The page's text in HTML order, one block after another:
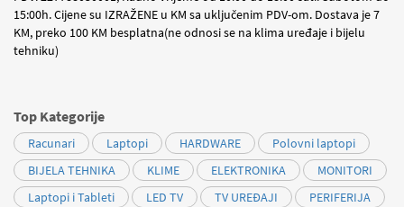
15:00h. Cijene su IZRAŽENE u KM sa uključenim PDV-om. Dostava je 7
KM, preko 100 KM besplatna(ne odnosi se na klima uređaje i bijelu
tehniku)
Top Kategorije
Racunari Laptopi HARDWARE
Polovni laptopi
BIJELA TEHNIKA
KLIME ELEKTRONIKA
MONITORI
Laptopi i Tableti
LED TV TV UREĐAJI
PERIFERIJA